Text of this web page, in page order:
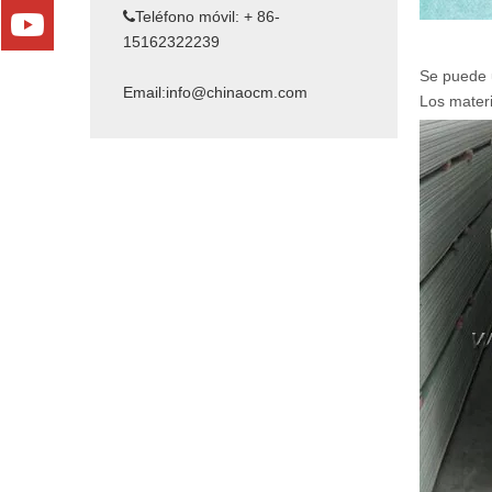
Teléfono móvil: + 86-
15162322239
Email:info@chinaocm.com
Se puede
Los